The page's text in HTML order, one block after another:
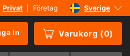
Privat Företag
Sverige
Danmark
in Varukorg (0)